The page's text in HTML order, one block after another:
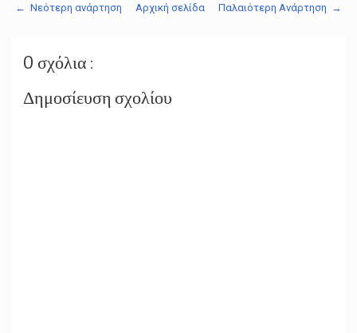
← Νεότερη ανάρτηση Παλαιότερη Ανάρτηση →
Αρχική σελίδα
0 σχόλια :
Δημοσίευση σχολίου